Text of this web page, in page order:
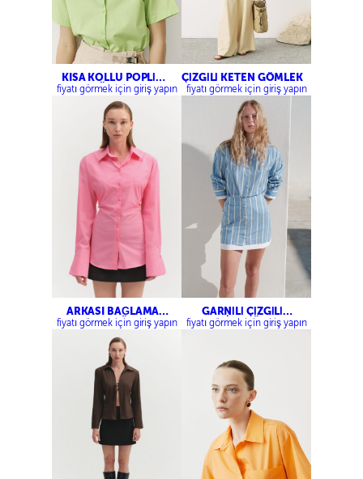
KISA KOLLU POPLİN
GÖMLEK
fiyatı görmek için giriş yapın
ÇİZGİLİ KETEN GÖMLEK
fiyatı görmek için giriş yapın
ARKASI BAĞLAMA
DETAYLI GÖMLEK
fiyatı görmek için giriş yapın
GARNİLİ ÇİZGİLİ
OVERSİZE GÖMLEK-
GARNİLİ ÇİZGİLİ MİNİ
fiyatı görmek için giriş yapın